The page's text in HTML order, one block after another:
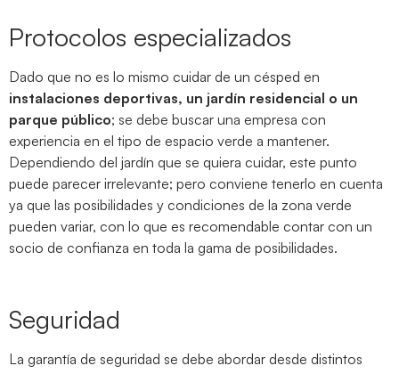
Protocolos especializados
Dado que no es lo mismo cuidar de un césped en
instalaciones deportivas, un jardín residencial o un
parque público; se debe buscar una empresa con
experiencia en el tipo de espacio verde a mantener.
Dependiendo del jardín que se quiera cuidar, este punto
puede parecer irrelevante; pero conviene tenerlo en cuenta
ya que las posibilidades y condiciones de la zona verde
pueden variar, con lo que es recomendable contar con un
socio de confianza en toda la gama de posibilidades.
Seguridad
La garantía de seguridad se debe abordar desde distintos